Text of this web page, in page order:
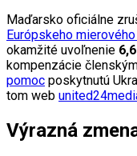
Maďarsko oficiálne
Európskeho
okamžité uvoľnenie
kompenzácie
pomoc poskytnutú
tom web
Výrazná